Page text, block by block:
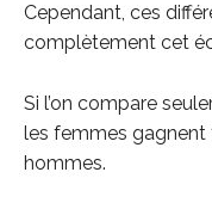
Cependant, ces
complètement cet
Si l’on compare
les femmes gagnent
hommes.